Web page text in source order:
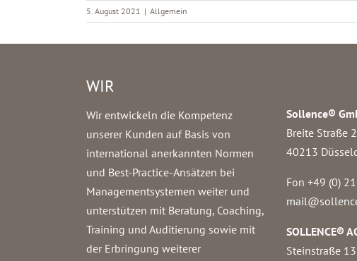
5. August 2021 | Allgemein
WIR
Wir entwickeln die Kompetenz
unserer Kunden auf Basis von
international anerkannten Normen
und Best-Practice-Ansätzen bei
Managementsystemen weiter und
unterstützen mit Beratung, Coaching,
Training und Auditierung sowie mit
der Erbringung weiterer
Sollence®
Breite Straße
40213
Fon +49 (0)
SOLLENCE®
Steinstraße